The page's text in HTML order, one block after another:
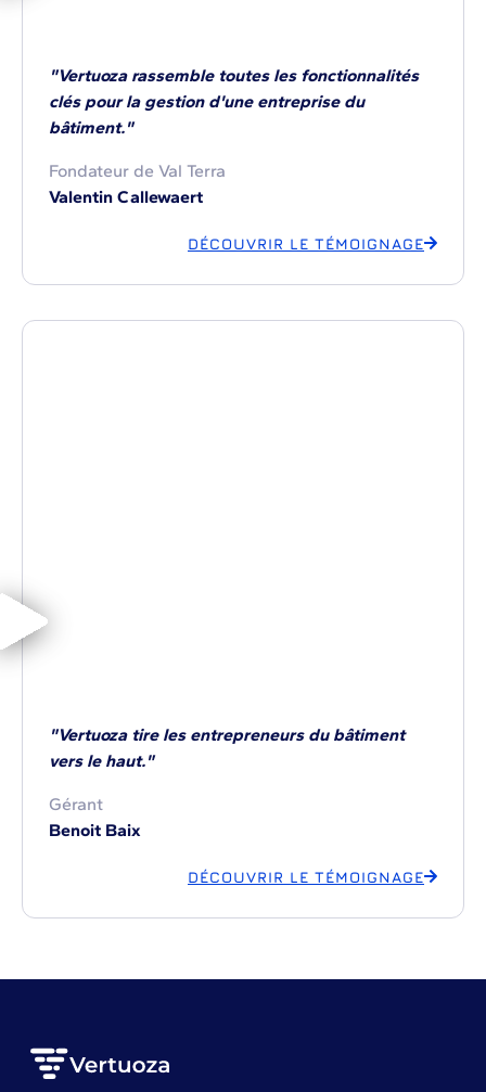
"Vertuoza rassemble toutes les fonctionnalités
clés pour la gestion d'une entreprise du
bâtiment."
Fondateur de Val Terra
Valentin Callewaert
DÉCOUVRIR LE TÉMOIGNAGE
"Vertuoza tire les entrepreneurs du bâtiment
vers le haut."
Gérant
Benoit Baix
DÉCOUVRIR LE TÉMOIGNAGE